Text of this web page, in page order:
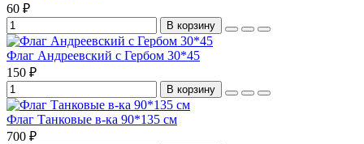
60 ₽
В корзину
Флаг Андреевский с Гербом 30*45
150 ₽
В корзину
Флаг Танковые в-ка 90*135 см
700 ₽